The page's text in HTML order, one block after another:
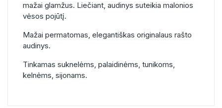
mažai glamžus. Liečiant, audinys suteikia malonios
vėsos pojūtį.
Mažai permatomas, elegantiškas originalaus rašto
audinys.
Tinkamas suknelėms, palaidinėms, tunikoms,
kelnėms, sijonams.